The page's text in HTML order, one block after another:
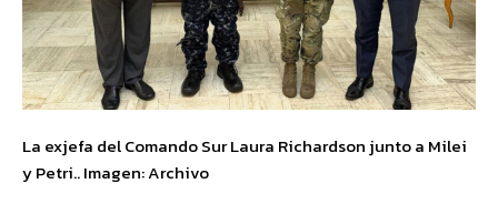
La exjefa del Comando Sur Laura Richardson junto a Milei
y Petri.. Imagen: Archivo